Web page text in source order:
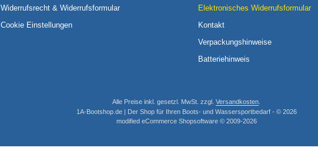
Widerrufsrecht & Widerrufsformular
Cookie Einstellungen
Elektronisches Widerrufsformular
Kontakt
Verpackungshinweise
Batteriehinweis
Alle Preise inkl. gesetzl. MwSt. zzgl. Versandkosten
1A-Bootshop.de | Der Shop für Ihren Boots- und Wassersportbedarf - © 2026
modified eCommerce Shopsoftware © 2009-2026